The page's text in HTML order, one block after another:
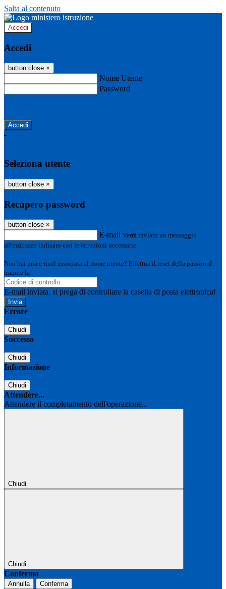
Salta al contenuto
Accedi
Accedi
button close ×
Nome Utente
Password
-
Seleziona utente
button close ×
Recupero password
button close ×
E-mail Verrà inviato un messaggio
all'indirizzo indicato con le istruzioni necessarie.
Non hai una e-mail associata al nome utente? Effettua il reset della password
tramite la
E-mail inviata, si prega di controllare la casella di posta elettronica!
Errore
Chiudi
Successo
Chiudi
Informazione
Chiudi
Attendere...
Attendere il completamento dell'operazione...
Chiudi
Chiudi
Conferma
Annulla Conferma